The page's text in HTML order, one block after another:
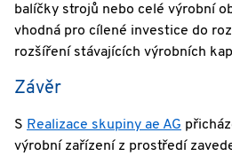
balíčky strojů nebo celé výrobní
vhodná pro cílené investice do
rozšíření stávajících výrobních
Závěr
S Realizace skupiny ae AG
výrobní zařízení z prostředí